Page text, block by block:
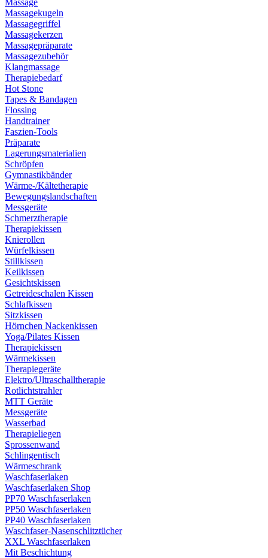
Massage
Massagekugeln
Massagegriffel
Massagekerzen
Massagepräparate
Massagezubehör
Klangmassage
Therapiebedarf
Hot Stone
Tapes & Bandagen
Flossing
Handtrainer
Faszien-Tools
Präparate
Lagerungsmaterialien
Schröpfen
Gymnastikbänder
Wärme-/Kältetherapie
Bewegungslandschaften
Messgeräte
Schmerztherapie
Therapiekissen
Knierollen
Würfelkissen
Stillkissen
Keilkissen
Gesichtskissen
Getreideschalen Kissen
Schlafkissen
Sitzkissen
Hörnchen Nackenkissen
Yoga/Pilates Kissen
Therapiekissen
Wärmekissen
Therapiegeräte
Elektro/Ultraschalltherapie
Rotlichtstrahler
MTT Geräte
Messgeräte
Wasserbad
Therapieliegen
Sprossenwand
Schlingentisch
Wärmeschrank
Waschfaserlaken
Waschfaserlaken Shop
PP70 Waschfaserlaken
PP50 Waschfaserlaken
PP40 Waschfaserlaken
Waschfaser-Nasenschlitztücher
XXL Waschfaserlaken
Mit Beschichtung